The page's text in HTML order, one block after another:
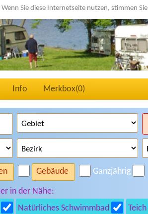
Sie diese Internetseite nutzen, stimmen
Info Merkbox(0)
Gebäude Ganzjährig
in der Nähe:
Natürliches Schwimmbad Teich